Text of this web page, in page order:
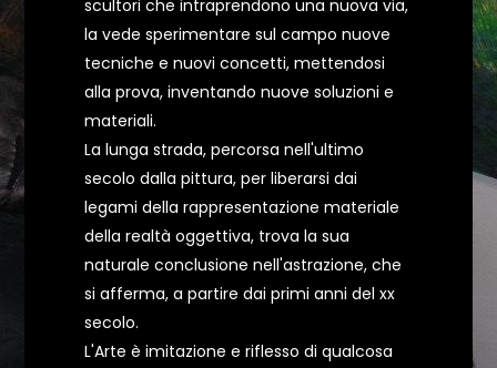
scultori che intraprendono una nuova via,
la vede sperimentare sul campo nuove
tecniche e nuovi concetti, mettendosi
alla prova, inventando nuove soluzioni e
materiali.
La lunga strada, percorsa nell'ultimo
secolo dalla pittura, per liberarsi dai
legami della rappresentazione materiale
della realtà oggettiva, trova la sua
naturale conclusione nell'astrazione, che
si afferma, a partire dai primi anni del xx
secolo.
L'Arte è imitazione e riflesso di qualcosa